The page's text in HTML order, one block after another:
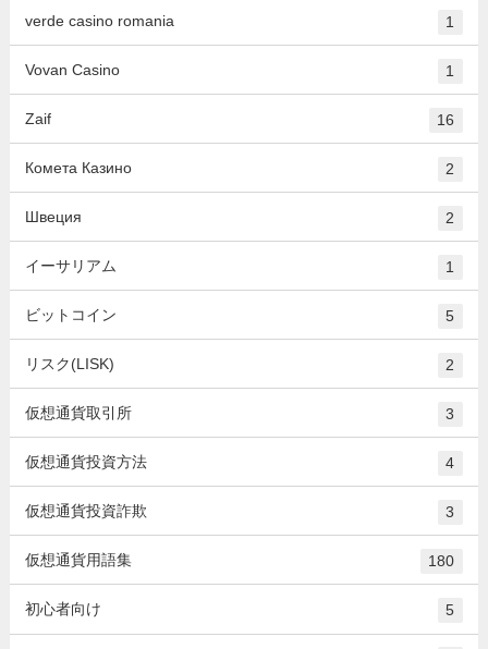
verde casino romania 1
Vovan Casino 1
Zaif 16
Комета Казино 2
Швеция 2
イーサリアム 1
ビットコイン 5
リスク(LISK) 2
仮想通貨取引所 3
仮想通貨投資方法 4
仮想通貨投資詐欺 3
仮想通貨用語集 180
初心者向け 5